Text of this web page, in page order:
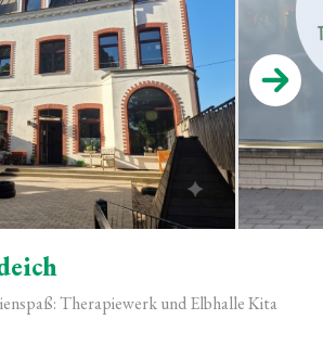
Therapiewerk und Elbhalle Kita